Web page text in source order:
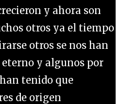
y ahora son
otros ya el tiempo
otros se nos han
y algunos por
tenido que
de origen